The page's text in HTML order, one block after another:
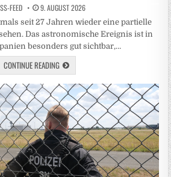
FEED 9. AUGUST 2026
seit 27 Jahren wieder eine partielle
Das astronomische Ereignis ist in
besonders gut sichtbar,…
CONTINUE READING